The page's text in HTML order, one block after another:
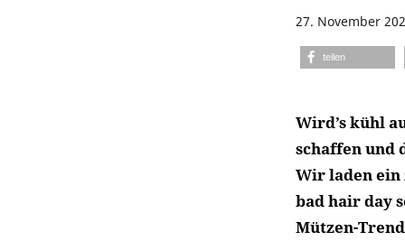
27. November
teilen
Wird’s kühl
schaffen und
Wir laden ein
bad hair day
Mützen-